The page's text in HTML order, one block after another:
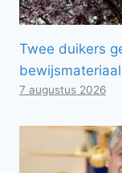
Twee duikers
7 augustus 2026